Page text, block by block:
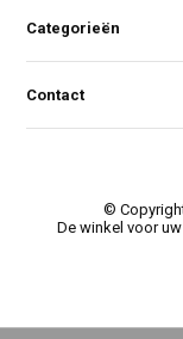
Categorieën
Contact
©
De winkel voor